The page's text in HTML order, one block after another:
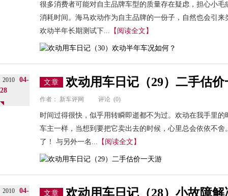
很多消费者可能对自主品牌车型的质量存在疑虑，担心小
消耗时间。海马欢动作为自主品牌的一份子，自然也会引
欢动半年长期测试下... 【阅读全文】
2010
04-
28
文章 欢动用车日记（29）二手估价
作者： 新车评网 评论 (0)
时间过得很快，似乎用转瞬即逝都不为过。欢动在我手里
车主一样，当想到要把它卖出去的时候，心里总会依依不
了！ 与另外一名... 【阅读全文】
2010
04-
文章 欢动用车日记（28）小故障解